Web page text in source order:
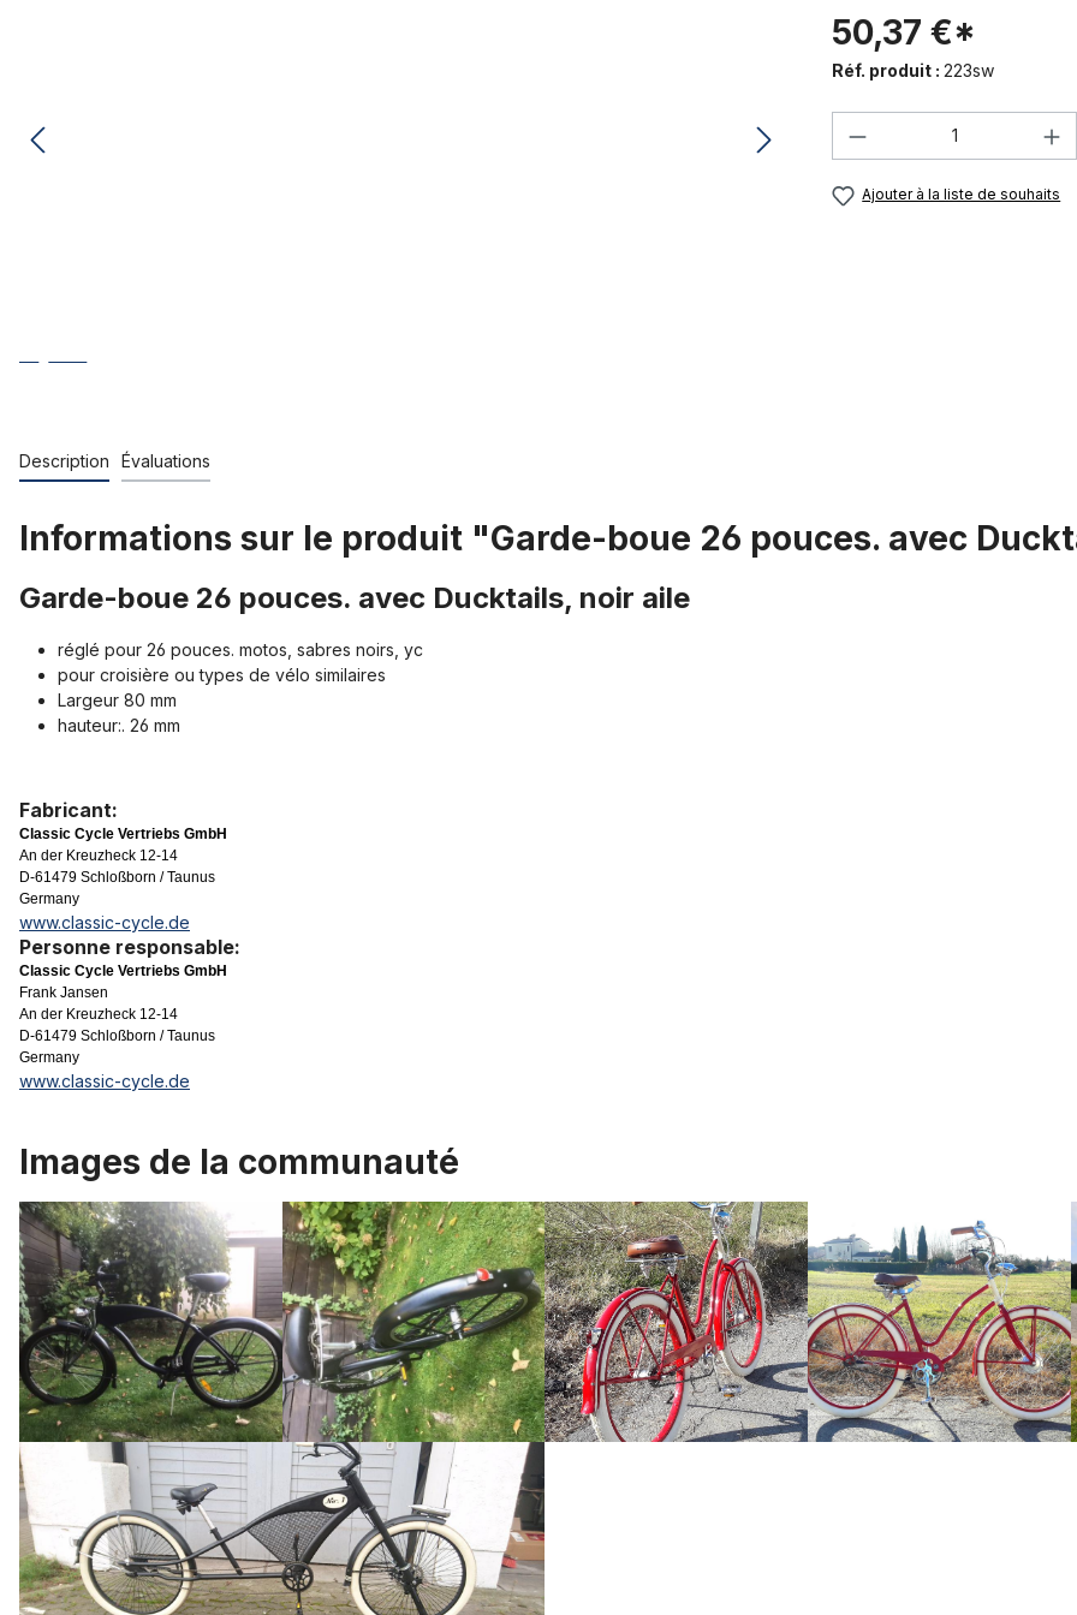
50,37 €*
Réf. produit : 223sw
Quantité de
Ajouter à la liste de souhaits
Description Évaluations
Informations sur le produit "Garde-boue 26 pouces. avec
Garde-boue 26 pouces. avec Ducktails, noir aile
réglé pour 26 pouces. motos, sabres noirs, yc
pour croisière ou types de vélo similaires
Largeur 80 mm
hauteur:. 26 mm
Fabricant:
Classic Cycle Vertriebs GmbH
An der Kreuzheck 12-14
D-61479 Schloßborn / Taunus
Germany
www.classic-cycle.de
Personne responsable:
Classic Cycle Vertriebs GmbH
Frank Jansen
An der Kreuzheck 12-14
D-61479 Schloßborn / Taunus
Germany
www.classic-cycle.de
Images de la communauté